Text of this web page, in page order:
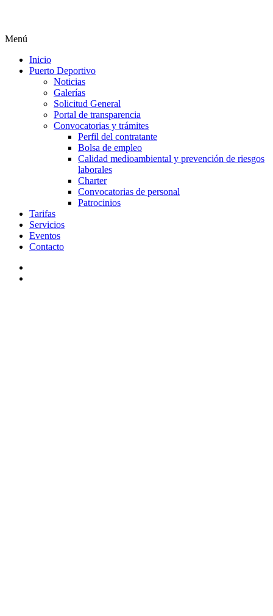
Menú
Inicio
Puerto Deportivo
Noticias
Galerías
Solicitud General
Portal de transparencia
Convocatorias y trámites
Perfil del contratante
Bolsa de empleo
Calidad medioambiental y prevención de riesgos
laborales
Charter
Convocatorias de personal
Patrocinios
Tarifas
Servicios
Eventos
Contacto